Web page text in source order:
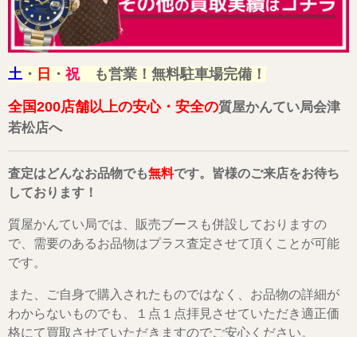
土 ・ 日 ・ 祝 も営業！無料駐車場完備！
全国200店舗以上の安心・安全の質屋かんてい局会津
若松店へ
査定はどんなお品物でも無料です。皆様のご来店をお待ち
しております！
質屋かんてい局では、販売ブースも併設しておりますの
で、需要のあるお品物はプラス査定させて頂くことが可能
です。
また、ご自身で購入されたものではなく、お品物の詳細が
わからないものでも、１点１点拝見させていただき適正価
格にて買取させていただきますのでご安心ください。